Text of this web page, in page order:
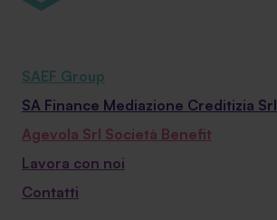
SAEF Group
SA Finance Mediazione Creditizia Srl
Agevola Srl Società Benefit
Lavora con noi
Contatti